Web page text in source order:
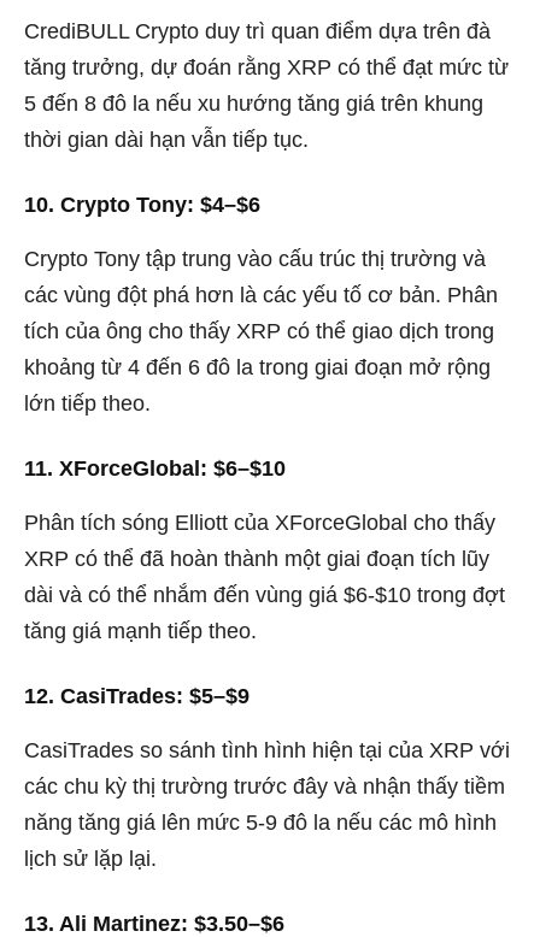
CrediBULL Crypto duy trì quan điểm dựa trên đà
tăng trưởng, dự đoán rằng XRP có thể đạt mức từ
5 đến 8 đô la nếu xu hướng tăng giá trên khung
thời gian dài hạn vẫn tiếp tục.
10. Crypto Tony: $4–$6
Crypto Tony tập trung vào cấu trúc thị trường và
các vùng đột phá hơn là các yếu tố cơ bản. Phân
tích của ông cho thấy XRP có thể giao dịch trong
khoảng từ 4 đến 6 đô la trong giai đoạn mở rộng
lớn tiếp theo.
11. XForceGlobal: $6–$10
Phân tích sóng Elliott của XForceGlobal cho thấy
XRP có thể đã hoàn thành một giai đoạn tích lũy
dài và có thể nhắm đến vùng giá $6-$10 trong đợt
tăng giá mạnh tiếp theo.
12. CasiTrades: $5–$9
CasiTrades so sánh tình hình hiện tại của XRP với
các chu kỳ thị trường trước đây và nhận thấy tiềm
năng tăng giá lên mức 5-9 đô la nếu các mô hình
lịch sử lặp lại.
13. Ali Martinez: $3.50–$6